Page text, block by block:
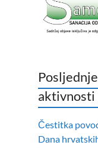
aktivnosti
Čestitka
Dana